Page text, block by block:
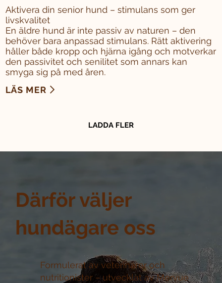
Därför väljer
hundägare oss
Formulerat av veterinärer och
nutritionister –utvecklat av Mervue
Aktivera din senior hund – stimulans som ger
livskvalitet
En äldre hund är inte passiv av naturen – den
behöver bara anpassad stimulans. Rätt aktivering
håller både kropp och hjärna igång och motverkar
den passivitet och senilitet som annars kan
smyga sig på med åren.
LÄS MER
LADDA FLER